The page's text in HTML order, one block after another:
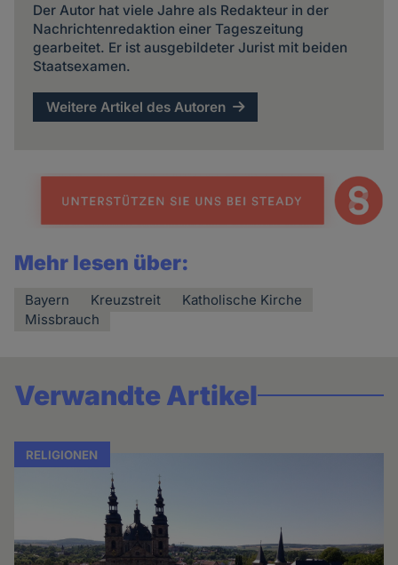
Der Autor hat viele Jahre als Redakteur in der
Nachrichtenredaktion einer Tageszeitung
gearbeitet. Er ist ausgebildeter Jurist mit beiden
Staatsexamen.
Weitere Artikel des Autoren
Mehr lesen über:
Bayern Kreuzstreit
Katholische Kirche
Missbrauch
Verwandte Artikel
RELIGIONEN